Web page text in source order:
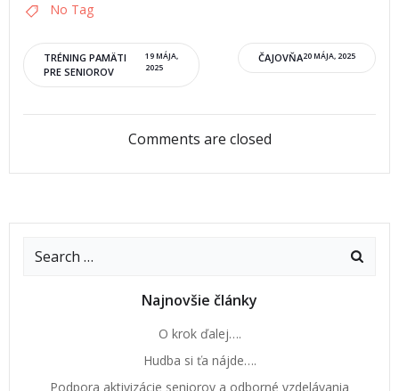
No Tag
TRÉNING PAMÄTI
PRE SENIOROV
19 MÁJA,
2025
ČAJOVŇA20 MÁJA, 2025
Comments are closed
Najnovšie články
O krok ďalej….
Hudba si ťa nájde….
Podpora aktivizácie seniorov a odborné vzdelávania